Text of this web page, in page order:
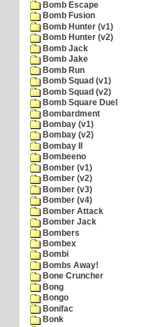
Bomb Escape
Bomb Fusion
Bomb Hunter (v1)
Bomb Hunter (v2)
Bomb Jack
Bomb Jake
Bomb Run
Bomb Squad (v1)
Bomb Squad (v2)
Bomb Square Duel
Bombardment
Bombay (v1)
Bombay (v2)
Bombay II
Bombeeno
Bomber (v1)
Bomber (v2)
Bomber (v3)
Bomber (v4)
Bomber Attack
Bomber Jack
Bombers
Bombex
Bombi
Bombs Away!
Bone Cruncher
Bong
Bongo
Bonifac
Bonk